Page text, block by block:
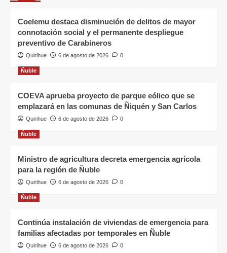
Coelemu destaca disminución de delitos de mayor
connotación social y el permanente despliegue
preventivo de Carabineros
Quirihue 6 de agosto de 2026 0
Ñuble
COEVA aprueba proyecto de parque eólico que se
emplazará en las comunas de Ñiquén y San Carlos
Quirihue 6 de agosto de 2026 0
Ñuble
Ministro de agricultura decreta emergencia agrícola
para la región de Ñuble
Quirihue 6 de agosto de 2026 0
Ñuble
Continúa instalación de viviendas de emergencia para
familias afectadas por temporales en Ñuble
Quirihue 6 de agosto de 2026 0